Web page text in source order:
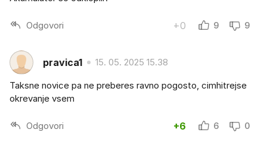
Odgovori +0 9 9
pravica1 15. 05. 2025 15.38
Taksne novice pa ne preberes ravno pogosto, cimhitrejse
okrevanje vsem
Odgovori +6 6 0